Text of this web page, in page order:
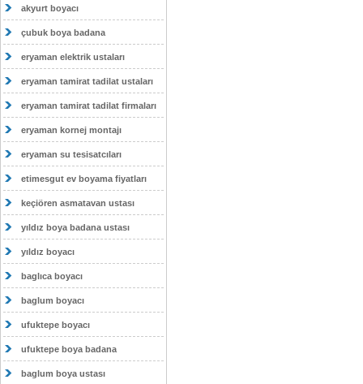
akyurt boyacı
çubuk boya badana
eryaman elektrik ustaları
eryaman tamirat tadilat ustaları
eryaman tamirat tadilat firmaları
eryaman kornej montajı
eryaman su tesisatcıları
etimesgut ev boyama fiyatları
keçiören asmatavan ustası
yıldız boya badana ustası
yıldız boyacı
baglıca boyacı
baglum boyacı
ufuktepe boyacı
ufuktepe boya badana
baglum boya ustası